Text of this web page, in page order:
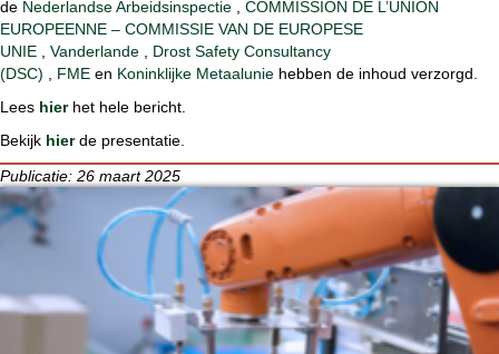
de Nederlandse Arbeidsinspectie
COMMISSION DE L’UNION
EUROPEENNE – COMMISSIE VAN DE EUROPESE
UNIE
Vanderlande
Drost Safety Consultancy
(DSC)
FME en Koninklijke Metaalunie hebben de inhoud verzorgd.
Lees hierhet hele bericht.
Bekijk hierde presentatie.
Publicatie: 26 maart 2025